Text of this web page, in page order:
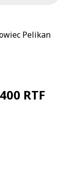
Pelikan
RTF